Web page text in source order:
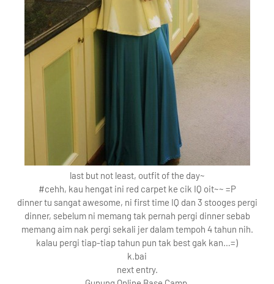
last but not least, outfit of the day~
#cehh, kau hengat ini red carpet ke cik IQ oit~~ =P
dinner tu sangat awesome, ni first time IQ dan 3 stooges pergi
dinner, sebelum ni memang tak pernah pergi dinner sebab
memang aim nak pergi sekali jer dalam tempoh 4 tahun nih.
kalau pergi tiap-tiap tahun pun tak best gak kan…=)
k.bai
next entry.